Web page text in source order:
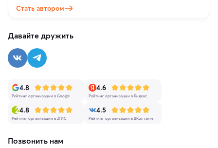
Стать автором
Давайте дружить
4.8
Рейтинг организации в Google
4.6
Рейтинг организации в Яндекс
4.8
Рейтинг организации в 2ГИС
4.5
Рейтинг организации в ВКонтакте
Позвонить нам